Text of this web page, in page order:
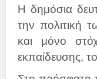
Η δημόσια
την πολιτική
και μόνο
εκπαίδευσης,